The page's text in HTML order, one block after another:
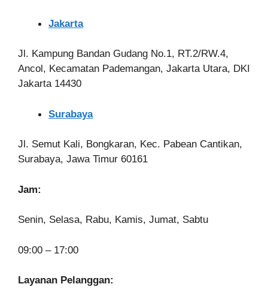
Jakarta
Jl. Kampung Bandan Gudang No.1, RT.2/RW.4,
Ancol, Kecamatan Pademangan, Jakarta Utara, DKI
Jakarta 14430
Surabaya
Jl. Semut Kali, Bongkaran, Kec. Pabean Cantikan,
Surabaya, Jawa Timur 60161
Jam:
Senin, Selasa, Rabu, Kamis, Jumat, Sabtu
09:00 – 17:00
Layanan Pelanggan: